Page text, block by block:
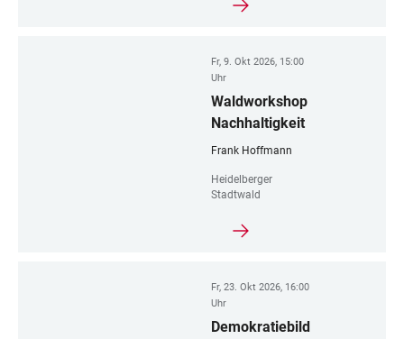
Fr, 9. Okt 2026, 15:00
Uhr
Waldworkshop
Nachhaltigkeit
Frank Hoffmann
Heidelberger
Stadtwald
Fr, 23. Okt 2026, 16:00
Uhr
Demokratiebild